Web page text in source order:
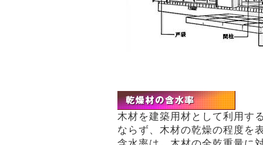
木材を建築用材として利用す
ならず、木材の乾燥の程度を